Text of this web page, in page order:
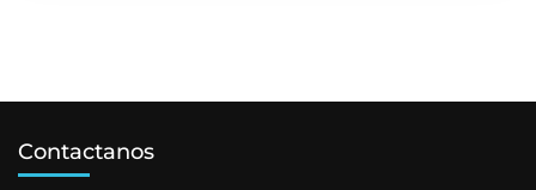
Contactanos